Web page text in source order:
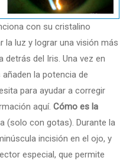
con su cristalino
la luz y lograr una visión más
detrás del Iris. Una vez en
la potencia de
para ayudar a corregir
aquí. Cómo es la
(solo con gotas). Durante la
incisión en el ojo, y
especial, que permite